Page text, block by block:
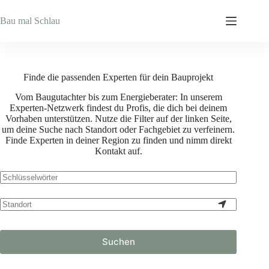
Inhalt
springen
Bau mal Schlau
Finde die passenden Experten für dein Bauprojekt
Vom Baugutachter bis zum Energieberater: In unserem
Experten-Netzwerk findest du Profis, die dich bei deinem
Vorhaben unterstützen. Nutze die Filter auf der linken Seite,
um deine Suche nach Standort oder Fachgebiet zu verfeinern.
Finde Experten in deiner Region zu finden und nimm direkt
Kontakt auf.
Suchen